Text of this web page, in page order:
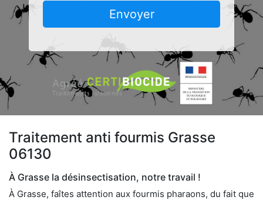
Envoyer
Traitement anti fourmis Grasse
06130
À Grasse la désinsectisation, notre travail !
À Grasse, faîtes attention aux fourmis pharaons, du fait que